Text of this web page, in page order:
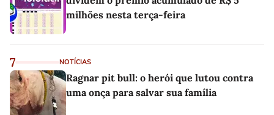
milhões nesta terça-feira
7 NOTÍCIAS
Ragnar pit bull: o herói que lutou contra
uma onça para salvar sua família